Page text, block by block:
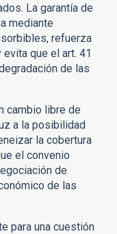
La garantía de
mediante
refuerza
que el art. 41
de las
cambio libre de
a la posibilidad
la cobertura
el convenio
de
de las
para una cuestión